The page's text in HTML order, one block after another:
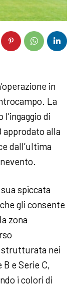
in
La
di
alla
dall’ultima
spiccata
gli consente
zona
strutturata nei
e Serie C,
i colori di